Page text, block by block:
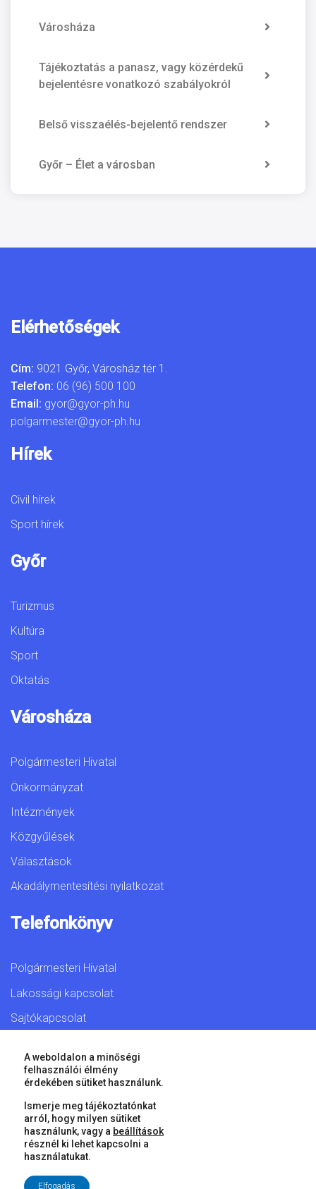
Városháza
Tájékoztatás a panasz, vagy közérdekű
bejelentésre vonatkozó szabályokról
Belső visszaélés-bejelentő rendszer
Győr – Élet a városban
Elérhetőségek
Cím: 9021 Győr, Városház tér 1.
Telefon: 06 (96) 500 100
Email: gyor@gyor-ph.hu
polgarmester@gyor-ph.hu
Hírek
Civil hírek
Sport hírek
Győr
Turizmus
Kultúra
Sport
Oktatás
Városháza
Polgármesteri Hivatal
Önkormányzat
Intézmények
Közgyűlések
Választások
Akadálymentesítési nyilatkozat
Telefonkönyv
Polgármesteri Hivatal
Lakossági kapcsolat
Sajtókapcsolat
© 2026 Győr Megyei Jogú Város • Minden jog fenntartva!
A weboldalon a minőségi
felhasználói élmény
érdekében sütiket használunk.
Ismerje meg tájékoztatónkat
arról, hogy milyen sütiket
használunk, vagy a beállítások
résznél ki lehet kapcsolni a
használatukat.
Elfogadás